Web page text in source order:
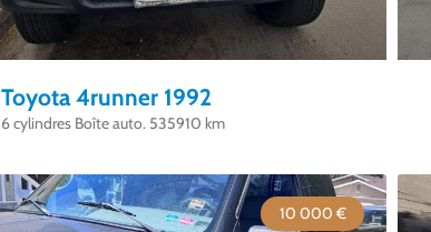
Toyota 4runner 1992
6 cylindres Boîte auto. 535910 km
10 000 €